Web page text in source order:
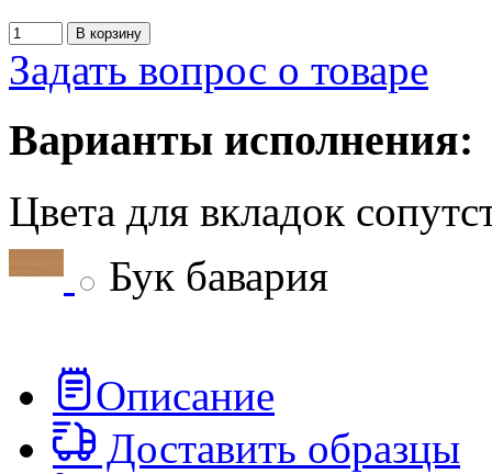
В корзину
Задать вопрос о товаре
Варианты исполнения:
Цвета для вкладок
Бук бавария
Описание
Доставить образцы